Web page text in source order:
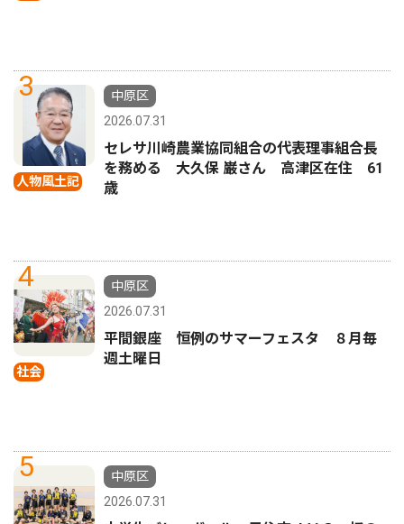
3
人物風土記
中原区
2026.07.31
セレサ川崎農業協同組合の代表理事組合長
を務める 大久保 巌さん 高津区在住 61
歳
4
社会
中原区
2026.07.31
平間銀座 恒例のサマーフェスタ ８月毎
週土曜日
5
中原区
2026.07.31